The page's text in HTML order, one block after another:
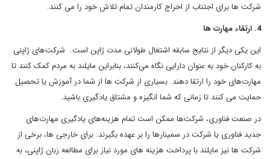
شرکت ها برای اجتناب از اخراج کارمندان تمام تلاش خود را می کنند.
4. ارتقاء مهارت ها
این یکی دیگر از نتایج سابقه اشتغال طولانی مدت ژاپن است. شرکت‌های ژاپنی
به کارکنان خود به عنوان دارایی نگاه می‌کنند، بنابراین مایلند به مردم کمک کنند تا
مهارت‌های خود را ارتقا دهند. بسیاری از شرکت ها از شما در آموزش یا تحصیل
حمایت می کنند تا زمانی که شما انگیزه و مشتاق یادگیری باشید.
در صنعت فناوری، شرکت‌ها ممکن است تمام هزینه‌های یادگیری مهارت‌های
جدید فناوری یا شرکت در سمینارها را بر عهده بگیرند. برای خارجی ها، برخی از
شرکت ها نیز مایلند با پرداخت هزینه های مورد نیاز برای مطالعه زبان ژاپنی، به